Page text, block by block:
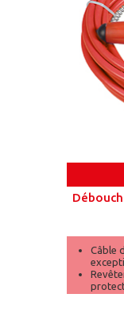
Câble